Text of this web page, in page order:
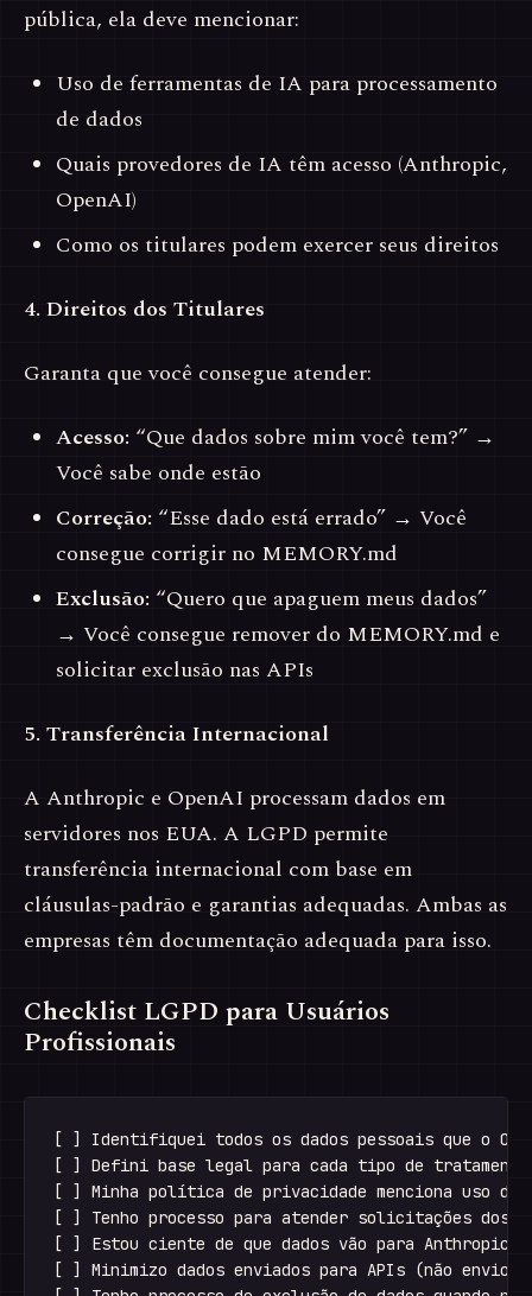
pública, ela deve mencionar:
Uso de ferramentas de IA para processamento
de dados
Quais provedores de IA têm acesso (Anthropic,
OpenAI)
Como os titulares podem exercer seus direitos
4. Direitos dos Titulares
Garanta que você consegue atender:
Acesso: “Que dados sobre mim você tem?” →
Você sabe onde estão
Correção: “Esse dado está errado” → Você
consegue corrigir no MEMORY.md
Exclusão: “Quero que apaguem meus dados”
→ Você consegue remover do MEMORY.md e
solicitar exclusão nas APIs
5. Transferência Internacional
A Anthropic e OpenAI processam dados em
servidores nos EUA. A LGPD permite
transferência internacional com base em
cláusulas-padrão e garantias adequadas. Ambas as
empresas têm documentação adequada para isso.
Checklist LGPD para Usuários
Profissionais
[ ] Identifiquei todos os dados pessoais que o
[ ] Defini base legal para cada tipo de tratamento
[ ] Minha política de privacidade menciona uso de
[ ] Tenho processo para atender solicitações dos
[ ] Estou ciente de que dados vão para Anthropic/
[ ] Minimizo dados enviados para APIs (não envio